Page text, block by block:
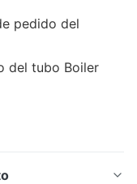
pedido del
del tubo Boiler